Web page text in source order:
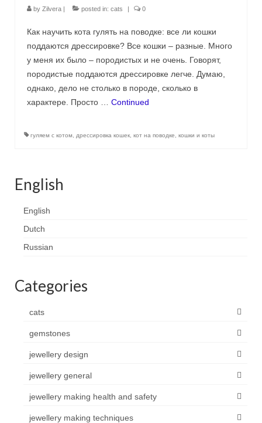
Sets
Materials
Silver
Silver purity
PMC silver
PMC processing
FAQ
by Zilvera | posted in: cats | 0
Как научить кота гулять на поводке: все ли кошки
поддаются дрессировке? Все кошки – разные. Много
у меня их было – породистых и не очень. Говорят,
породистые поддаются дрессировке легче. Думаю,
однако, дело не столько в породе, сколько в
характере. Просто … Continued
гуляем с котом дрессировка кошек кот на поводке кошки и коты
English
English
Dutch
Russian
Categories
cats
gemstones
jewellery design
jewellery general
jewellery making health and safety
jewellery making techniques